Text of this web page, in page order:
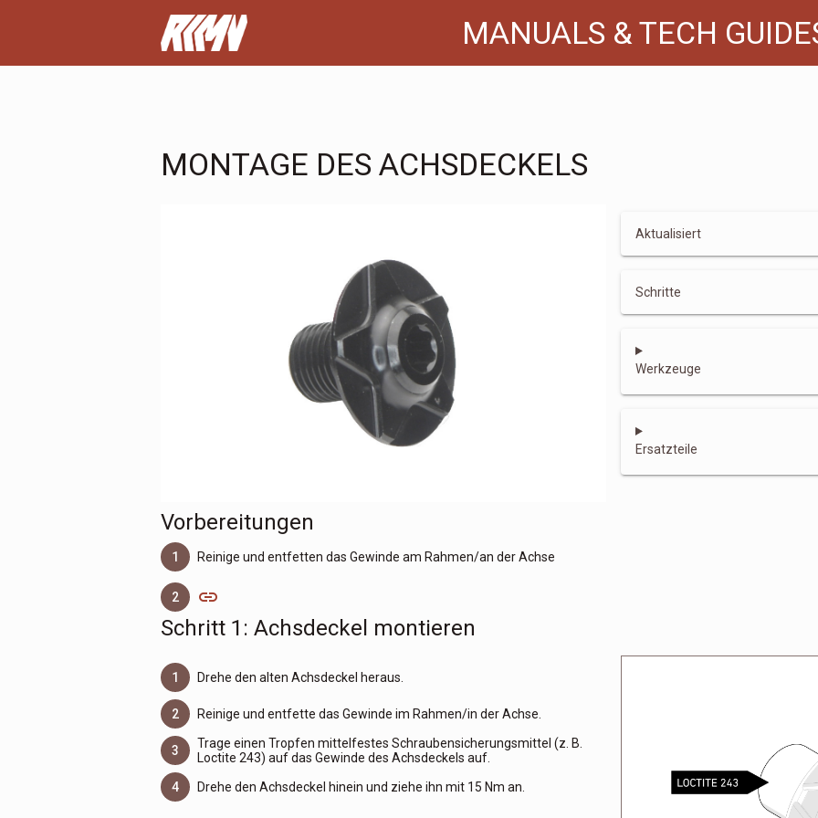
MANUALS & TECH
MONTAGE DES ACHSDECKELS
Aktualisiert
Schritte
Werkzeuge
Ersatzteile
Vorbereitungen
1 Reinige und entfetten das Gewinde am Rahmen/an der Achse
2 link
Schritt 1: Achsdeckel montieren
1 Drehe den alten Achsdeckel heraus.
2 Reinige und entfette das Gewinde im Rahmen/in der Achse.
3
Trage einen Tropfen mittelfestes Schraubensicherungsmittel (z. B.
Loctite 243) auf das Gewinde des Achsdeckels auf.
4
Drehe den Achsdeckel hinein und ziehe ihn mit 15 Nm an.